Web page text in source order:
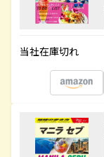
当社在庫切れ